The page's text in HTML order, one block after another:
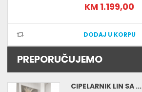
KM 1.199,00
DODAJ U KORPU
PREPORUČUJEMO
CIPELARNIK LIN SA ...